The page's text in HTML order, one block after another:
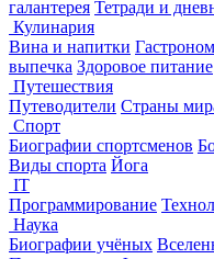
галантерея Тетради и
Кулинария
Вина и напитки
выпечка Здоровое питание
Путешествия
Путеводители Страны
Спорт
Биографии спортсменов
Виды спорта Йога
IT
Программирование
Наука
Биографии учёных